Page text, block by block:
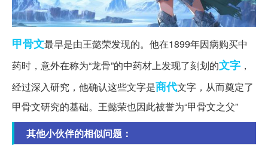
甲骨文最早是由王懿荣发现的。他在1899年因病购买中
药时，意外在称为“龙骨”的中药材上发现了刻划的文字 ，
经过深入研究，他确认这些文字是商代文字，从而奠定了
甲骨文研究的基础。王懿荣也因此被誉为“甲骨文之父”
其他小伙伴的相似问题：